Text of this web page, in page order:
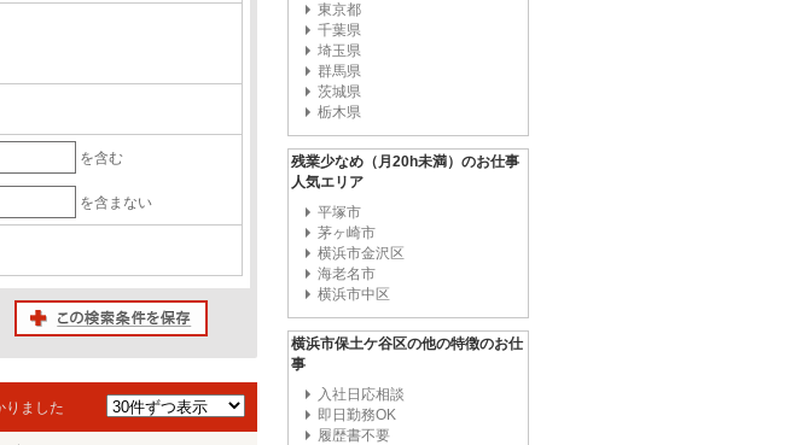
を含む
を含まない
りました
東京都
千葉県
埼玉県
群馬県
茨城県
栃木県
残業少なめ（月20h未満）のお仕事
人気エリア
平塚市
茅ヶ崎市
横浜市金沢区
海老名市
横浜市中区
横浜市保土ケ谷区の他の特徴のお仕
事
入社日応相談
即日勤務OK
履歴書不要